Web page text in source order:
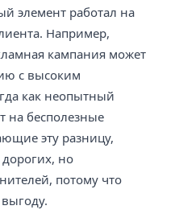
элемент работал на
Например,
кампания может
с высоким
как неопытный
на бесполезные
эту разницу,
но
потому что